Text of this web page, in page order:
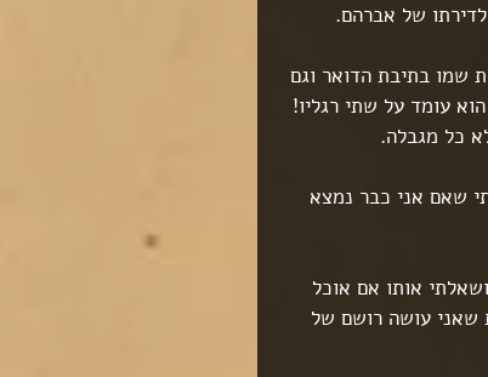
של אברהם.
שמו בתיבת הדואר וגם
עומד על שתי רגליו!
כל מגבלה.
שאם אני כבר נמצא
אותו אם אוכל
שאני עושה רושם של